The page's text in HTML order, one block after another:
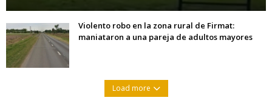
Violento robo en la zona rural de Firmat:
maniataron a una pareja de adultos mayores
Load more